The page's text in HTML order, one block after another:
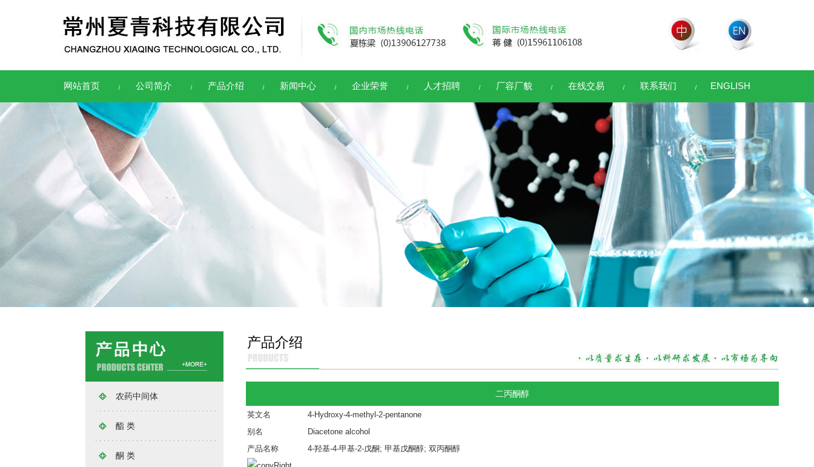
网站首页 公司简介 产品介绍 新闻中心 企业荣誉 人才招聘 厂容厂貌 在线交易 联系我们 ENGLISH
农药中间体
酯 类
酮 类
产品介绍
二丙酮醇
英文名
4-Hydroxy-4-methyl-2-pentanone
别名
Diacetone alcohol
产品名称
4-羟基-4-甲基-2-戊酮; 甲基戊酮醇; 双丙酮醇